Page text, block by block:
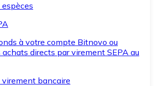
à votre compte Bitnovo ou
directs par virement SEPA au
bancaire